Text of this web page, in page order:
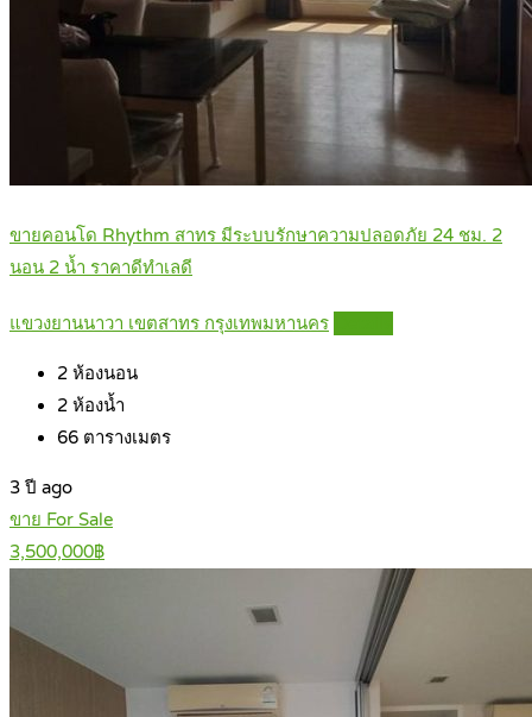
ขายคอนโด Rhythm สาทร มีระบบรักษาความปลอดภัย 24 ชม. 2
นอน 2 น้ำ ราคาดีทำเลดี
แขวงยานนาวา เขตสาทร กรุงเทพมหานคร
2 ห้องนอน
2 ห้องน้ำ
66 ตารางเมตร
3 ปี ago
ขาย For Sale
3,500,000฿